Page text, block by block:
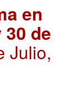
en
de
Julio,